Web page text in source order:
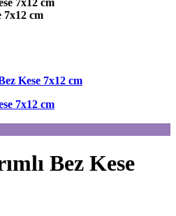
7x12 cm
Bez Kese